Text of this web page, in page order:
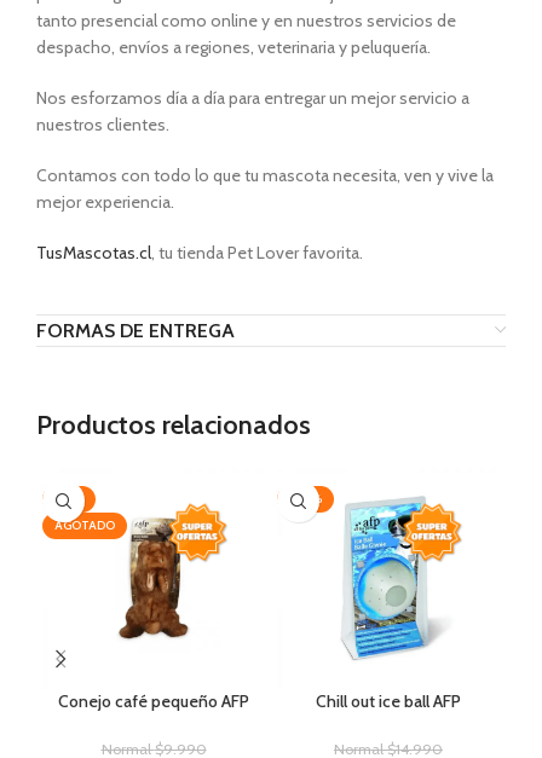
tanto presencial como online y en nuestros servicios de
despacho, envíos a regiones, veterinaria y peluquería.
Nos esforzamos día a día para entregar un mejor servicio a
nuestros clientes.
Contamos con todo lo que tu mascota necesita, ven y vive la
mejor experiencia.
TusMascotas.cl, tu tienda Pet Lover favorita.
FORMAS DE ENTREGA
Productos relacionados
-25%
AGOTADO
Conejo café pequeño AFP
Normal$9.990
-20%
Chill out ice ball AFP
Normal$14.990